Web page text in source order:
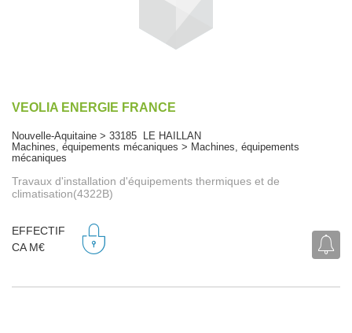
VEOLIA ENERGIE FRANCE
Nouvelle-Aquitaine > 33185 LE HAILLAN
Machines, équipements mécaniques > Machines, équipements
mécaniques
Travaux d'installation d'équipements thermiques et de
climatisation(4322B)
EFFECTIF
CA M€